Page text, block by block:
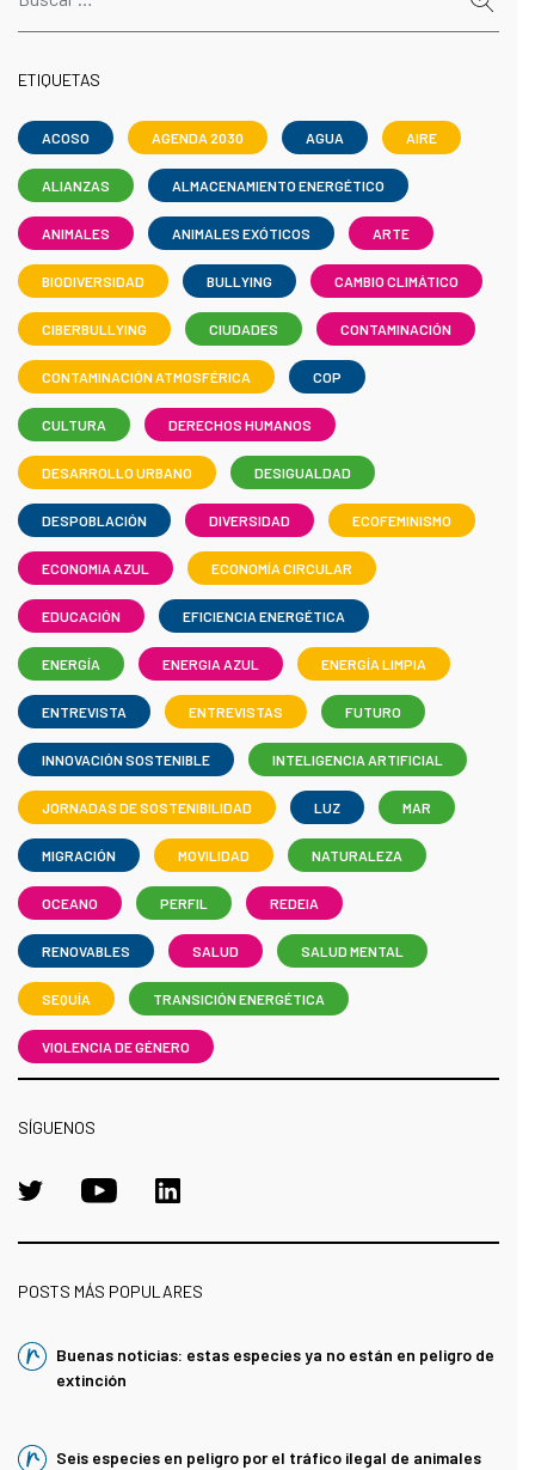
ETIQUETAS
ACOSO AGENDA 2030 AGUA AIRE
ALIANZAS ALMACENAMIENTO ENERGÉTICO
ANIMALES ANIMALES EXÓTICOS ARTE
BIODIVERSIDAD BULLYING CAMBIO CLIMÁTICO
CIBERBULLYING CIUDADES CONTAMINACIÓN
CONTAMINACIÓN ATMOSFÉRICA COP
CULTURA DERECHOS HUMANOS
DESARROLLO URBANO DESIGUALDAD
DESPOBLACIÓN DIVERSIDAD ECOFEMINISMO
ECONOMIA AZUL ECONOMÍA CIRCULAR
EDUCACIÓN EFICIENCIA ENERGÉTICA
ENERGÍA ENERGIA AZUL ENERGÍA LIMPIA
ENTREVISTA ENTREVISTAS FUTURO
INNOVACIÓN SOSTENIBLE INTELIGENCIA ARTIFICIAL
JORNADAS DE SOSTENIBILIDAD LUZ MAR
MIGRACIÓN MOVILIDAD NATURALEZA
OCEANO PERFIL REDEIA
RENOVABLES SALUD SALUD MENTAL
SEQUÍA TRANSICIÓN ENERGÉTICA
VIOLENCIA DE GÉNERO
SÍGUENOS
POSTS MÁS POPULARES
Buenas noticias: estas especies ya no están en peligro de
extinción
Seis especies en peligro por el tráfico ilegal de animales